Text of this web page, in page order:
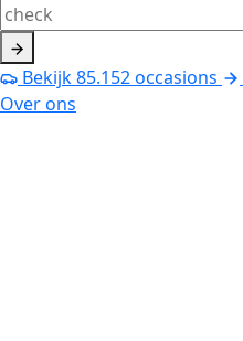
Bekijk85.152occasions
Over ons